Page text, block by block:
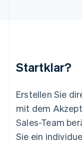
Startklar?
Erstellen Sie
mit dem
Sales-Team
Sie ein
Mexiko
English
Niederlande
Nederlands
Norwegen
English